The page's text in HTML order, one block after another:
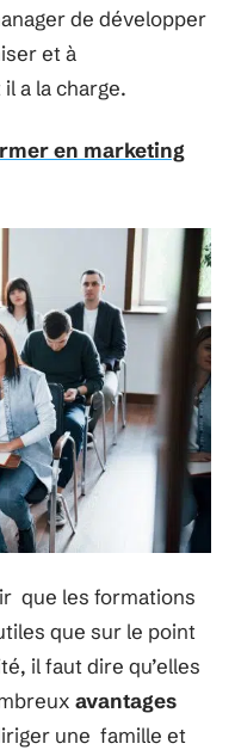
de développer
et à
a la charge.
en marketing
que les formations
que sur le point
il faut dire qu’elles
avantages
une famille et